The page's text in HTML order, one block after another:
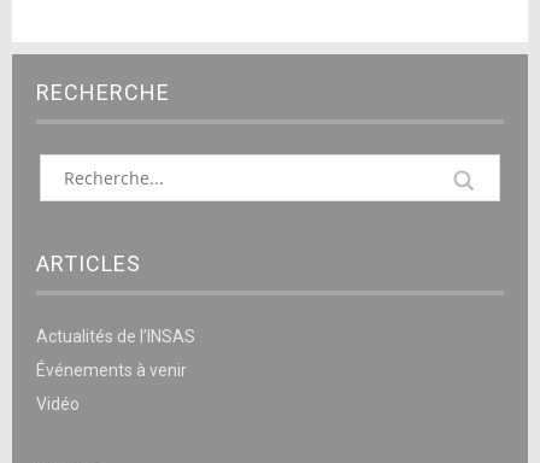
RECHERCHE
ARTICLES
Actualités de l’INSAS
Événements à venir
Vidéo